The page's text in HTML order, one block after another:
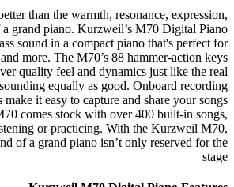
than the warmth, resonance, expression,
grand piano. Kurzweil’s M70 Digital Piano
sound in a compact piano that's perfect for
more. The M70’s 88 hammer-action keys
quality feel and dynamics just like the real
equally as good. Onboard recording
it easy to capture and share your songs
comes stock with over 400 built-in songs,
or practicing. With the Kurzweil M70,
of a grand piano isn’t only reserved for the
stage